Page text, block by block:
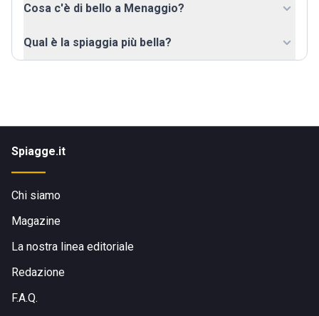
Cosa c'è di bello a Menaggio?
Qual è la spiaggia più bella?
Spiagge.it
Chi siamo
Magazine
La nostra linea editoriale
Redazione
F.A.Q.